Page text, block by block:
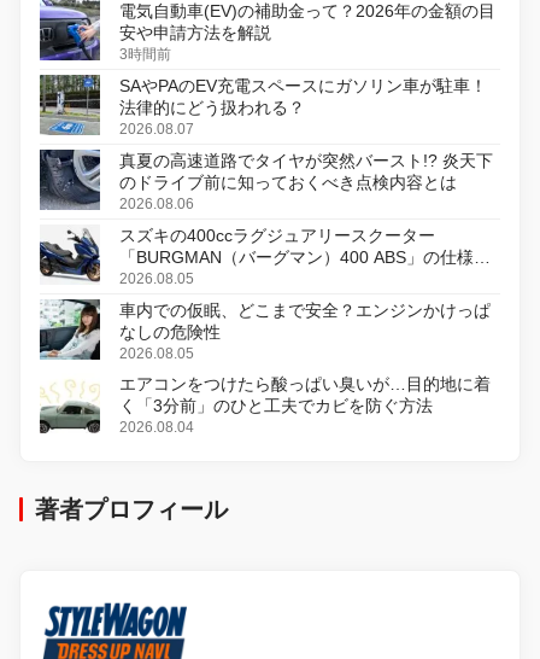
電気自動車(EV)の補助金って？2026年の金額の目
安や申請方法を解説
3時間前
SAやPAのEV充電スペースにガソリン車が駐車！
法律的にどう扱われる？
2026.08.07
真夏の高速道路でタイヤが突然バースト!? 炎天下
のドライブ前に知っておくべき点検内容とは
2026.08.06
スズキの400ccラグジュアリースクーター
「BURGMAN（バーグマン）400 ABS」の仕様を
変更し、8月18日に発売
2026.08.05
車内での仮眠、どこまで安全？エンジンかけっぱ
なしの危険性
2026.08.05
エアコンをつけたら酸っぱい臭いが…目的地に着
く「3分前」のひと工夫でカビを防ぐ方法
2026.08.04
著者プロフィール